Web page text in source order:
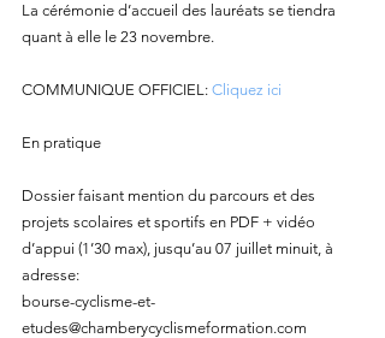
La cérémonie d’accueil des lauréats se tiendra
quant à elle le 23 novembre.
COMMUNIQUE OFFICIEL: Cliquez ici
En pratique
Dossier faisant mention du parcours et des
projets scolaires et sportifs en PDF + vidéo
d’appui (1’30 max), jusqu’au 07 juillet minuit, à
adresse:
bourse-cyclisme-et-
etudes@chamberycyclismeformation.com